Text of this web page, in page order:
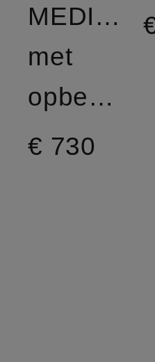
MEDIUM
met
opbergvak
€ 730